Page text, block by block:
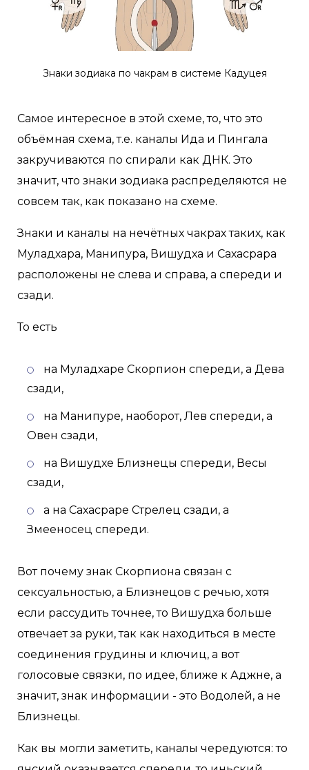
Знаки зодиака по чакрам в системе Кадуцея
Самое интересное в этой схеме, то, что это
объёмная схема, т.е. каналы Ида и Пингала
закручиваются по спирали как ДНК. Это
значит, что знаки зодиака распределяются не
совсем так, как показано на схеме.
Знаки и каналы на нечётных чакрах таких, как
Муладхара, Манипура, Вишудха и Сахасрара
расположены не слева и справа, а спереди и
сзади.
То есть
на Муладхаре Скорпион спереди, а Дева
сзади,
на Манипуре, наоборот, Лев спереди, а
Овен сзади,
на Вишудхе Близнецы спереди, Весы
сзади,
а на Сахасраре Стрелец сзади, а
Змееносец спереди.
Вот почему знак Скорпиона связан с
сексуальностью, а Близнецов с речью, хотя
если рассудить точнее, то Вишудха больше
отвечает за руки, так как находиться в месте
соединения грудины и ключиц, а вот
голосовые связки, по идее, ближе к Аджне, а
значит, знак информации - это Водолей, а не
Близнецы.
Как вы могли заметить, каналы чередуются: то